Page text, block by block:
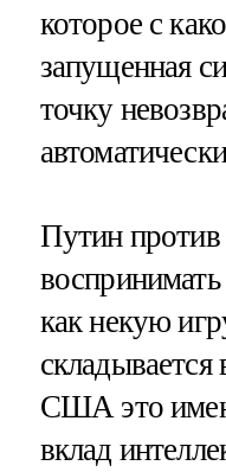
которое с
запущенная
точку
Путин
как некую
складывается
США это
вклад